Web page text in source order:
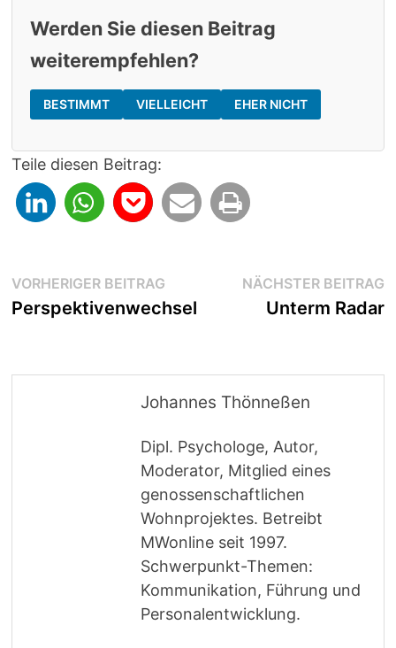
Werden Sie diesen Beitrag
weiterempfehlen?
BESTIMMT VIELLEICHT EHER NICHT
Teile diesen Beitrag:
Beitragsnavigation
VORHERIGER BEITRAG Vorheriger
Beitrag:
Perspektivenwechsel
NÄCHSTER BEITRAG
Unterm Radar
Johannes Thönneßen
Dipl. Psychologe, Autor,
Moderator, Mitglied eines
genossenschaftlichen
Wohnprojektes. Betreibt
MWonline seit 1997.
Schwerpunkt-Themen:
Kommunikation, Führung und
Personalentwicklung.